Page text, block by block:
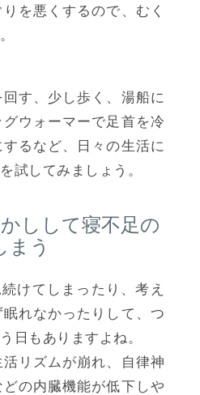
を悪くするので、むく
す、少し歩く、湯船に
ウォーマーで足首を冷
るなど、日々の生活に
試してみましょう。
しして寝不足の
まう
けてしまったり、考え
れなかったりして、つ
日もありますよね。
リズムが崩れ、自律神
の内臓機能が低下しや